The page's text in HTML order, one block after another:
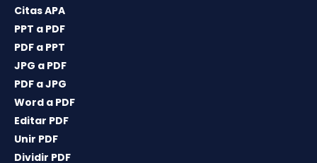
Citas APA
PPT a PDF
PDF a PPT
JPG a PDF
PDF a JPG
Word a PDF
Editar PDF
Unir PDF
Dividir PDF